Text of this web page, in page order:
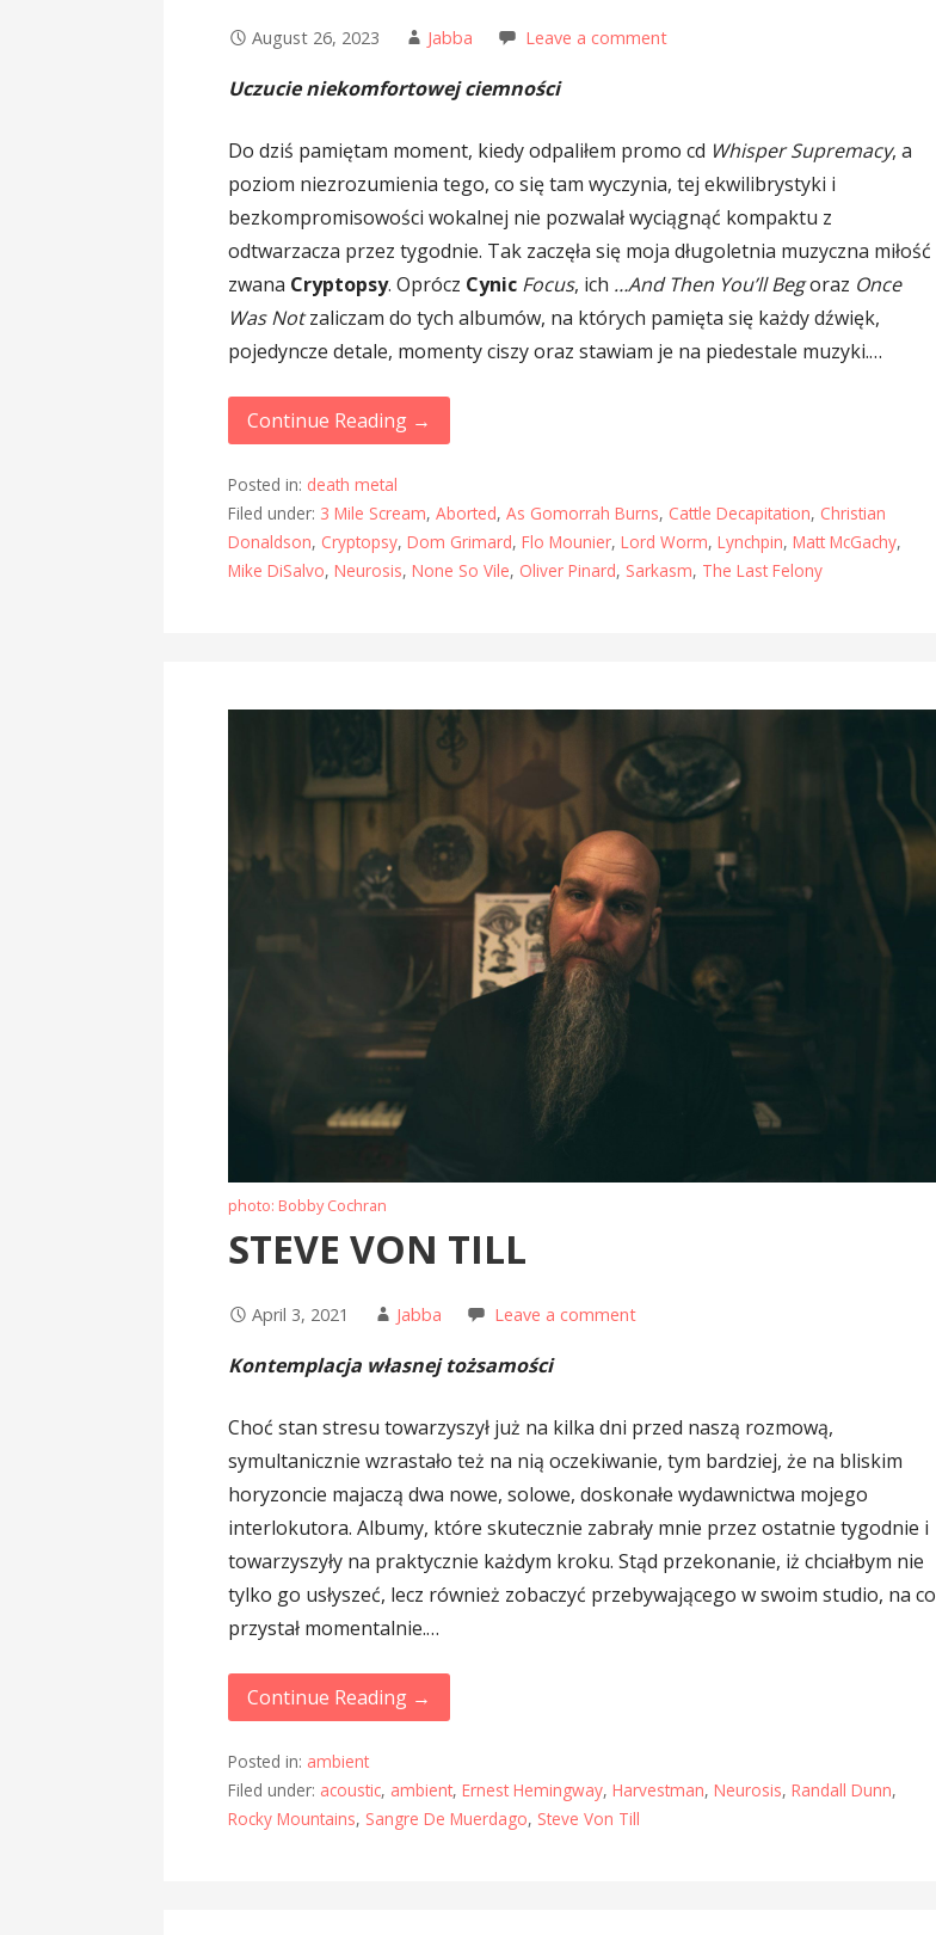
August 26, 2023 Jabba Leave a comment
Uczucie niekomfortowej ciemności
Do dziś pamiętam moment, kiedy odpaliłem promo cd Whisper Supremacy, a
poziom niezrozumienia tego, co się tam wyczynia, tej ekwilibrystyki i
bezkompromisowości wokalnej nie pozwalał wyciągnąć kompaktu z
odtwarzacza przez tygodnie. Tak zaczęła się moja długoletnia muzyczna miłość
zwana Cryptopsy. Oprócz Cynic Focus, ich …And Then You’ll Begoraz Once
Was Notzaliczam do tych albumów, na których pamięta się każdy dźwięk,
pojedyncze detale, momenty ciszy oraz stawiam je na piedestale muzyki.…
Continue Reading →
Posted in: death metal
Filed under: 3 Mile Scream,Aborted,As Gomorrah Burns, Cattle Decapitation, Christian
Donaldson, Cryptopsy,Dom Grimard,Flo Mounier,Lord Worm,Lynchpin,Matt McGachy,
Mike DiSalvo,Neurosis,None So Vile, Oliver Pinard, Sarkasm, The Last Felony
photo: Bobby Cochran
STEVE VON TILL
April 3, 2021 Jabba Leave a comment
Kontemplacja własnej tożsamości
Choć stan stresu towarzyszył już na kilka dni przed naszą rozmową,
symultanicznie wzrastało też na nią oczekiwanie, tym bardziej, że na bliskim
horyzoncie majaczą dwa nowe, solowe, doskonałe wydawnictwa mojego
interlokutora. Albumy, które skutecznie zabrały mnie przez ostatnie tygodnie i
towarzyszyły na praktycznie każdym kroku. Stąd przekonanie, iż chciałbym nie
tylko go usłyszeć, lecz również zobaczyć przebywającego w swoim studio, na co
przystał momentalnie.…
Continue Reading →
Posted in: ambient
Filed under: acoustic, ambient,Ernest Hemingway,Harvestman,Neurosis,Randall Dunn,
Rocky Mountains, Sangre De Muerdago, Steve Von Till